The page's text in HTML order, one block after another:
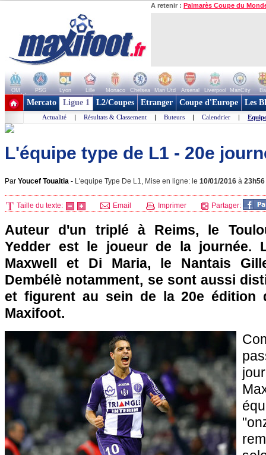
A retenir : Palmarès Coupe du
OM PSG Lyon Lille Monaco Chelsea Man Utd Arsenal Liverpool ManCity
+ de clubs
Mercato Ligue 1 L2/Coupes Etranger Coupe d'Europe Les
Actualité | Résultats & Classement | Buteurs | Calendrier |
L'équipe type de L1 - 20e
Par Youcef Touaitia - L'equipe Type De L1, Mise en ligne: le 10/01/2016 à 23h56
Taille du texte: Email Imprimer Partager:
Auteur d'un triplé à Reims, le
Yedder est le joueur de la journée.
Maxwell et Di Maria, le Nantais
Dembélè notamment, se sont aussi
et figurent au sein de la 20e édition
Maxifoot.